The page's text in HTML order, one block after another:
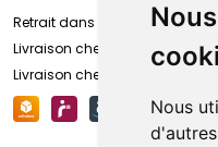
Nous
Retrait dans la pharmacie
Livraison chez vous
Livraison chez votre